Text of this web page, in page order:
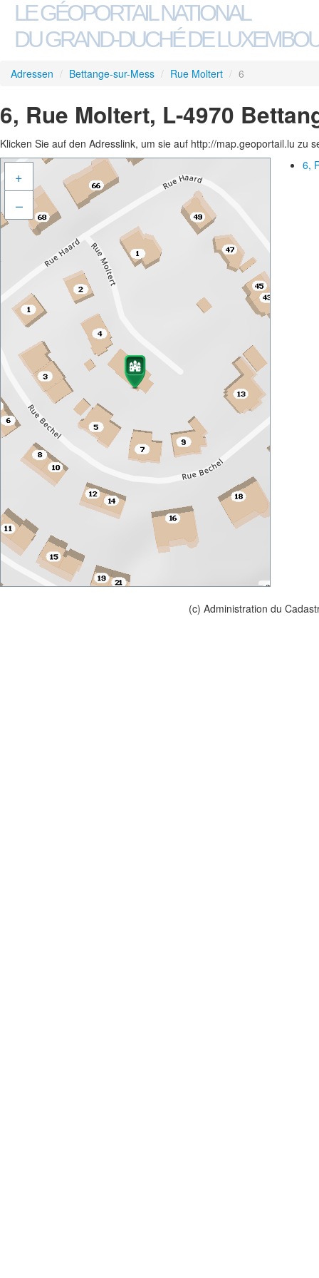
LE GÉOPORTAIL NATIONAL
DU GRAND-DUCHÉ DE
Adressen / Bettange-sur-Mess / Rue Moltert / 6
6, Rue Moltert, L-4970
Klicken Sie auf den Adresslink, um sie auf http://map.geoportail.lu zu
+
–
6,
(c) Administration du